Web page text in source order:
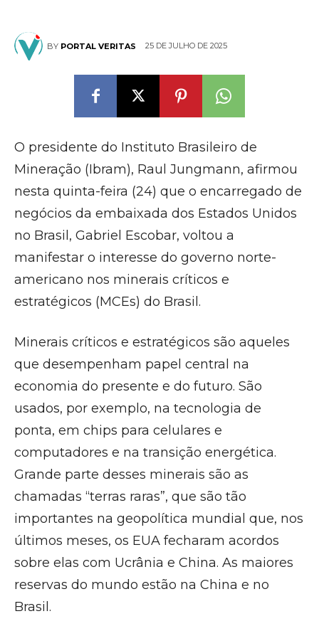
BY PORTAL VERITAS 25 DE JULHO DE 2025
O presidente do Instituto Brasileiro de
Mineração (Ibram), Raul Jungmann, afirmou
nesta quinta-feira (24) que o encarregado de
negócios da embaixada dos Estados Unidos
no Brasil, Gabriel Escobar, voltou a
manifestar o interesse do governo norte-
americano nos minerais críticos e
estratégicos (MCEs) do Brasil.
Minerais críticos e estratégicos são aqueles
que desempenham papel central na
economia do presente e do futuro. São
usados, por exemplo, na tecnologia de
ponta, em chips para celulares e
computadores e na transição energética.
Grande parte desses minerais são as
chamadas “terras raras”, que são tão
importantes na geopolítica mundial que, nos
últimos meses, os EUA fecharam acordos
sobre elas com Ucrânia e China. As maiores
reservas do mundo estão na China e no
Brasil.